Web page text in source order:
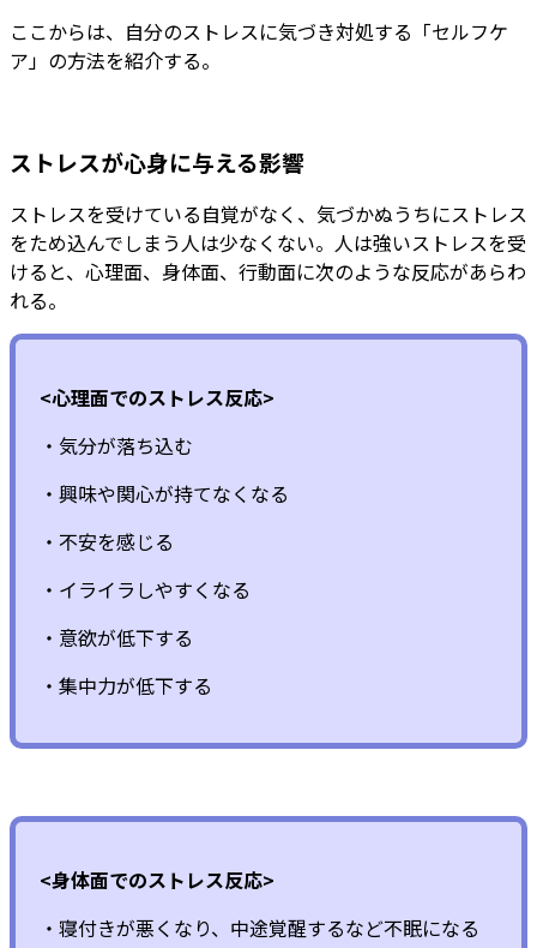
ここからは、自分のストレスに気づき対処する「セルフケ
ア」の方法を紹介する。
ストレスが心身に与える影響
ストレスを受けている自覚がなく、気づかぬうちにストレス
をため込んでしまう人は少なくない。人は強いストレスを受
けると、心理面、身体面、行動面に次のような反応があらわ
れる。
<心理面でのストレス反応>
・気分が落ち込む
・興味や関心が持てなくなる
・不安を感じる
・イライラしやすくなる
・意欲が低下する
・集中力が低下する
<身体面でのストレス反応>
・寝付きが悪くなり、中途覚醒するなど不眠になる